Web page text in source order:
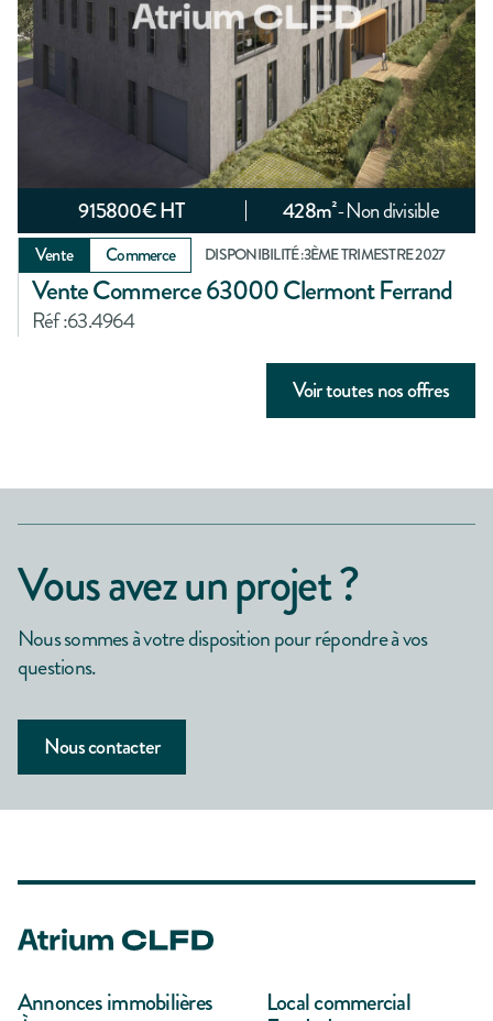
Voir toutes nos offres
915800€ HT 428m²-Non divisible
Vente Commerce DISPONIBILITÉ :3ÈME TRIMESTRE 2027
Vente Commerce 63000 Clermont Ferrand
Réf :63.4964
Vous avez un projet ?
Nous sommes à votre disposition pour répondre à vos
questions.
Nous contacter
Annonces immobilières Local commercial